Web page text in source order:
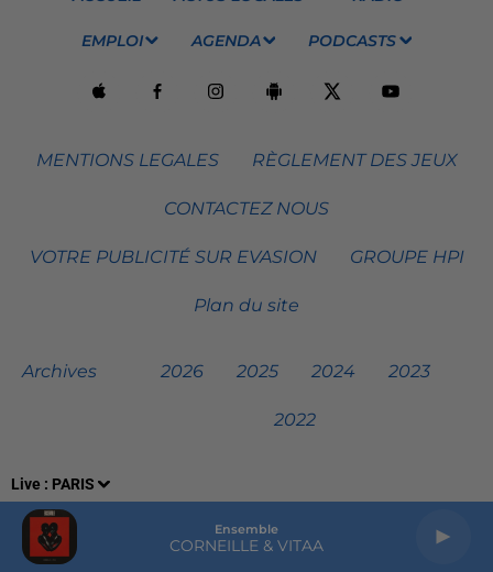
Live : PARIS
Ensemble
CORNEILLE & VITAA
EMPLOI AGENDA PODCASTS
MENTIONS LEGALES RÈGLEMENT DES JEUX
CONTACTEZ NOUS
VOTRE PUBLICITÉ SUR EVASION GROUPE HPI
Plan du site
Archives 2026 2025 2024 2023
2022